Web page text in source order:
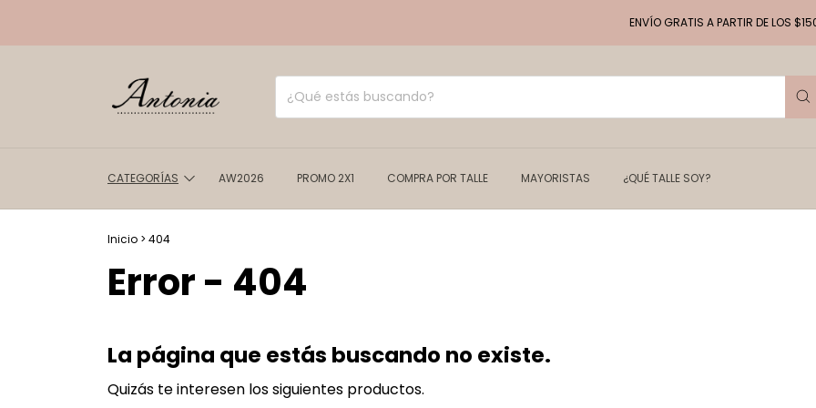
ENVÍO GRATIS A PARTIR DE LOS $150.000
CATEGORÍAS AW2026 PROMO 2X1 COMPRA POR TALLE MAYORISTAS ¿QUÉ TALLE SOY?
Inicio > 404
Error - 404
La página que estás buscando no existe.
Quizás te interesen los siguientes productos.